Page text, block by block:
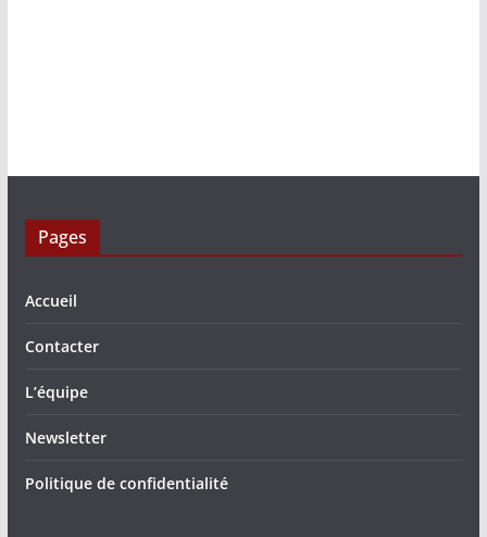
Pages
Accueil
Contacter
L’équipe
Newsletter
Politique de confidentialité